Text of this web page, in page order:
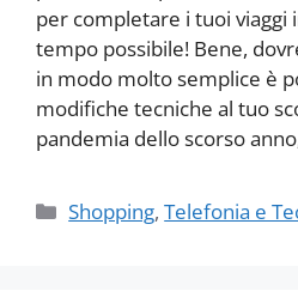
per completare i tuoi viaggi
tempo possibile! Bene,
in modo molto semplice è
modifiche tecniche al tuo
pandemia dello scorso
Categorie
Shopping,Telefonia e